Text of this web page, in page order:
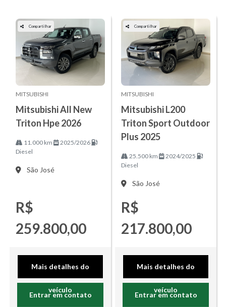
Compartilhar
MITSUBISHI
Mitsubishi All New
Triton Hpe 2026
11.000 km
2025/2026
Diesel
São José
R$
259.800,00
Mais detalhes do
veículo
Entrar em contato
Compartilhar
MITSUBISHI
Mitsubishi L200
Triton Sport Outdoor
Plus 2025
25.500 km
2024/2025
Diesel
São José
R$
217.800,00
Mais detalhes do
veículo
Entrar em contato